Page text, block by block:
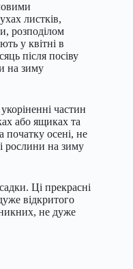
листків,
розподілом
у квітні в
після посіву
на зиму
частин
або ящиках та
початку осені, не
рослини на зиму
Ці прекрасні
відкритого
не дуже